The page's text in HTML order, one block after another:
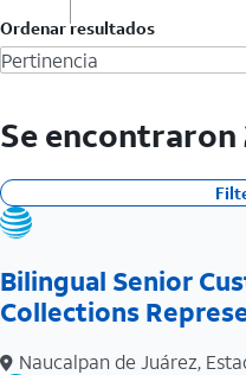
Ordenar resultados
Se encontraron
Bilingual Senior
Collections
Naucalpan de Juárez,